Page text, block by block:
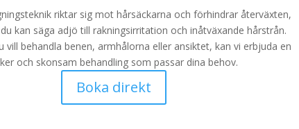
riktar sig mot hårsäckarna och förhindrar återväxten,
kan säga adjö till rakningsirritation och inåtväxande hårstrån.
vill behandla benen, armhålorna eller ansiktet, kan vi erbjuda en
och skonsam behandling som passar dina behov.
Boka direkt